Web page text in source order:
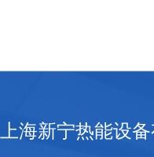
上海新宁热能设